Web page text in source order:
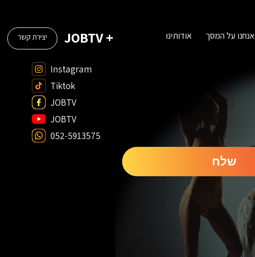
אנחנו על המסך אודותינו + JOBTV יצירת קשר
Instagram
Tiktok
JOBTV
JOBTV
052-5913575